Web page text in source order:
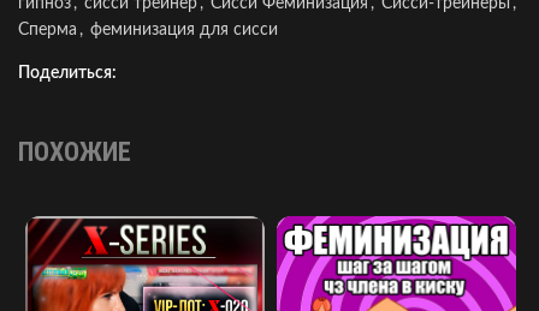
Сперма , феминизация для сисси
Поделиться:
ПОХОЖИЕ